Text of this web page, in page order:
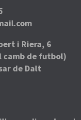
i Riera, 6
camb de futbol)
de Dalt